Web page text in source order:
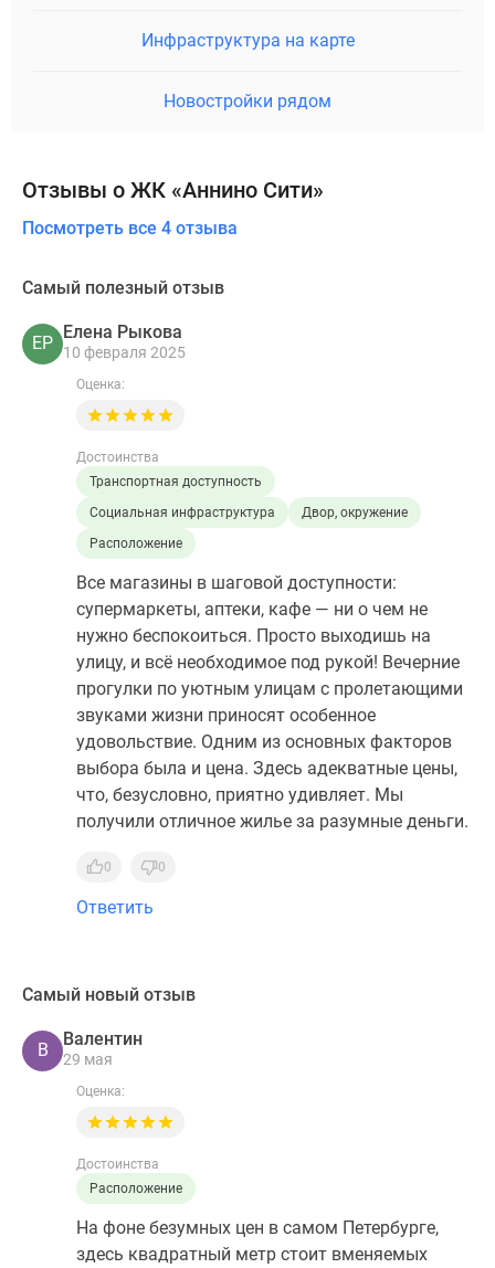
Инфраструктура на карте
Новостройки рядом
Отзывы о ЖК «Аннино Сити»
Посмотреть все 4 отзыва
Самый полезный отзыв
ЕР
Елена Рыкова
10 февраля 2025
Оценка:
Достоинства
Транспортная доступность
Социальная инфраструктура
Двор, окружение
Расположение
Все магазины в шаговой доступности:
супермаркеты, аптеки, кафе — ни о чем не
нужно беспокоиться. Просто выходишь на
улицу, и всё необходимое под рукой! Вечерние
прогулки по уютным улицам с пролетающими
звуками жизни приносят особенное
удовольствие. Одним из основных факторов
выбора была и цена. Здесь адекватные цены,
что, безусловно, приятно удивляет. Мы
получили отличное жилье за разумные деньги.
0 0
Ответить
Самый новый отзыв
В
Валентин
29 мая
Оценка:
Достоинства
Расположение
На фоне безумных цен в самом Петербурге,
здесь квадратный метр стоит вменяемых